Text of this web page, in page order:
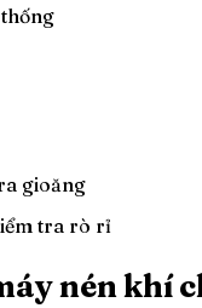
gioăng
tra rò rỉ
nén khí